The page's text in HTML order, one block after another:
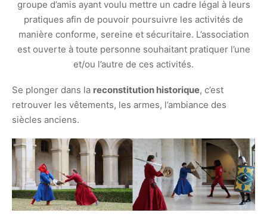
groupe d’amis ayant voulu mettre un cadre légal à leurs
pratiques afin de pouvoir poursuivre les activités de
manière conforme, sereine et sécuritaire. L’association
est ouverte à toute personne souhaitant pratiquer l’une
et/ou l’autre de ces activités.
Se plonger dans la reconstitution historique, c’est
retrouver les vêtements, les armes, l’ambiance des
siècles anciens.